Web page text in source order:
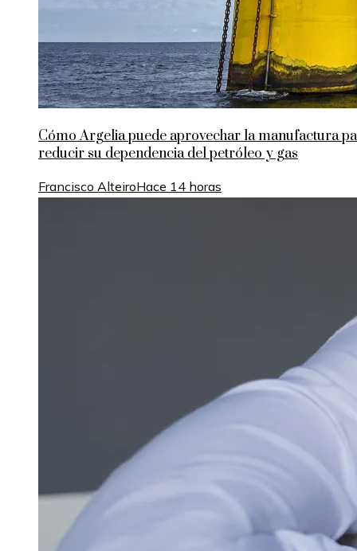
Cómo Argelia puede aprovechar la manufactura
reducir su dependencia del petróleo y gas
Francisco AlteiroHace 14 horas